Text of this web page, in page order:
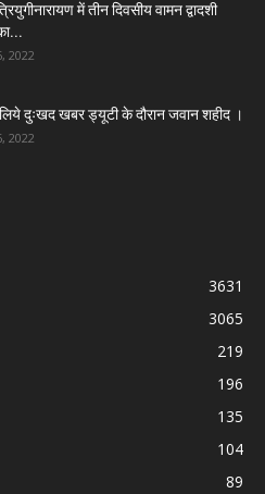
में तीन दिवसीय वामन द्वादशी
2022
दुःखद खबर ड्यूटी के दौरान जवान शहीद ।
2022
3631
3065
219
196
135
104
89